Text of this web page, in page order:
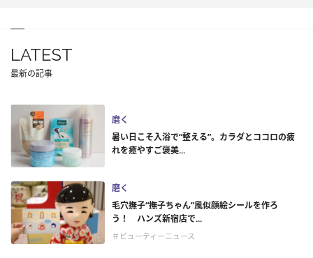
LATEST
最新の記事
磨く
暑い日こそ入浴で“整える”。カラダとココロの疲
れを癒やすご褒美...
磨く
毛穴撫子“撫子ちゃん”風似顔絵シールを作ろ
う！ ハンズ新宿店で...
＃ビューティーニュース